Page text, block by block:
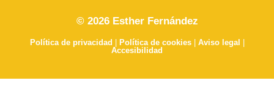
© 2026 Esther Fernández
Política de privacidad Política de cookies| Aviso legal
Accesibilidad